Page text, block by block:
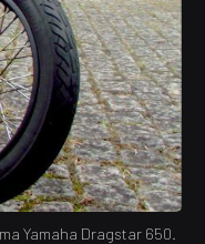
Yamaha Dragstar 650.